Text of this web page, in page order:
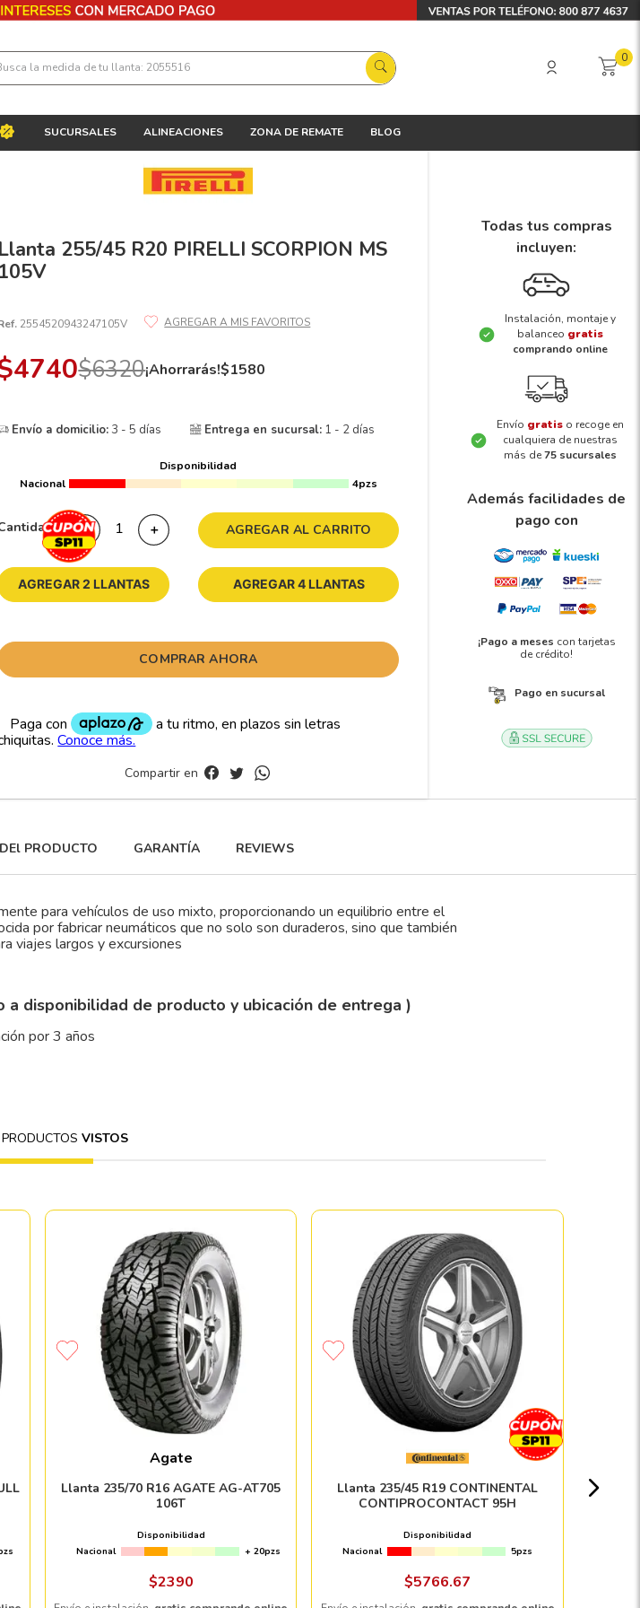
la medida de tu llanta: 2055516 0
SUCURSALES ALINEACIONES ZONA DE REMATE BLOG
Llanta 255/45 R20 PIRELLI SCORPION MS
105V
2554520943247105V
4740$6320¡Ahorrarás!$1580
Envío a domicilio:3 - 5 días Entrega en sucursal: 1 - 2 días
Disponibilidad
Nacional
4pzs
＋
－ AGREGAR AL CARRITO
AGREGAR 2 LLANTAS AGREGAR 4 LLANTAS
COMPRAR AHORA
Compartir en
Todas tus compras
incluyen:
Instalación, montaje y
balanceo gratis
comprando online
Envío gratis o recoge en
cualquiera de nuestras
más de75 sucursales
Además facilidades de
pago con
¡Pago a meses con tarjetas
de crédito!
Pago en sucursal
PRODUCTO GARANTÍA REVIEWS
para vehículos de uso mixto, proporcionando un equilibrio entre el
por fabricar neumáticos que no solo son duraderos, sino que también
viajes largos y excursiones
a disponibilidad de producto y ubicación de entrega )
por 3 años
PRODUCTOSVISTOS
Agate
Llanta 235/70 R16 AGATE AG-AT705
106T
Disponibilidad
Nacional
+ 20pzs
$2390
Llanta 235/45 R19 CONTINENTAL
CONTIPROCONTACT 95H
Disponibilidad
Nacional
5pzs
$5766.67
más buscados